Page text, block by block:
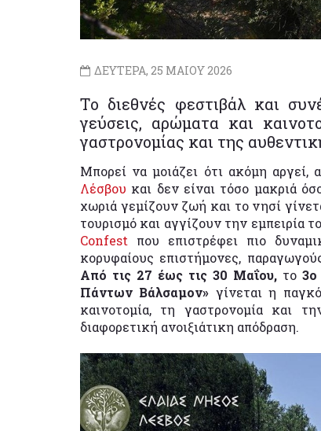
ΔΕΥΤΕΡΑ, 25 ΜΑΙΟΥ 2026
Tο διεθνές φεστιβάλ και
γεύσεις, αρώματα και
γαστρονομίας και της
Μπορεί να μοιάζει ότι ακόμη
Λέσβου και δεν είναι τόσο μακριά
χωριά γεμίζουν ζωή και το νησί
τουρισμό και αγγίζουν την εμπειρία
Confest που επιστρέφει πιο
κορυφαίους επιστήμονες,
Από τις 27 έως τις 30 Μαΐου, το 3ο
Πάντων Βάλσαμον» γίνεται η
καινοτομία, τη γαστρονομία και
διαφορετική ανοιξιάτικη απόδραση.